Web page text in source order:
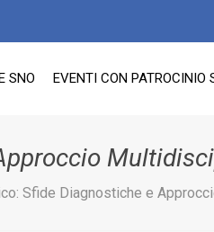
SNO EVENTI CON PATROCINIO
Sfide Diagnostiche e